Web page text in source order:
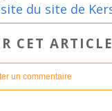
CET ARTICLE
un commentaire